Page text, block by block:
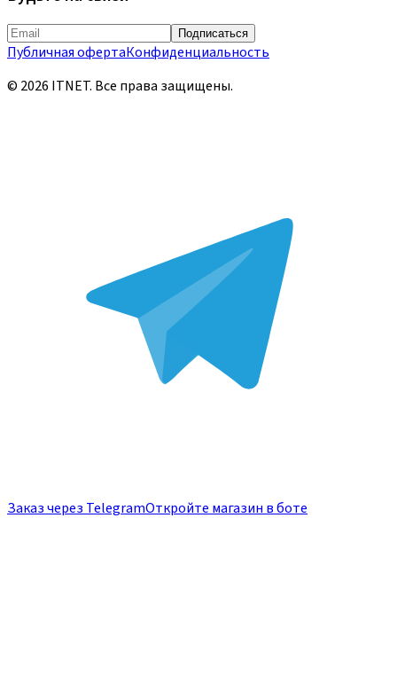
Подписаться
Публичная офертаКонфиденциальность
© 2026 ITNET. Все права защищены.
Заказ через TelegramОткройте магазин в боте